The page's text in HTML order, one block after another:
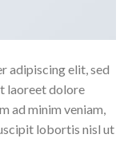
adipiscing elit, sed
laoreet dolore
ad minim veniam,
lobortis nisl ut